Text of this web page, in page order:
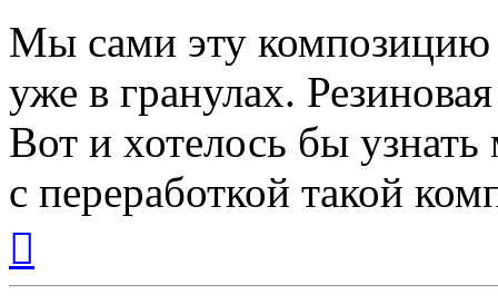
Мы сами эту композицию
уже в гранулах.
Вот и хотелось бы
с переработкой такой
началу